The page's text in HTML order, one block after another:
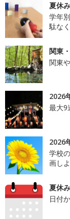
夏休
学年
駄な
関東
関東
2026
最大9
2026
学校
画し
夏休
日付